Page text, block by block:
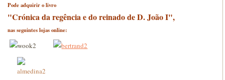
Pode adquirir o livro
"Crónica da regência e do reinado de D. João I",
nas seguintes lojas online: